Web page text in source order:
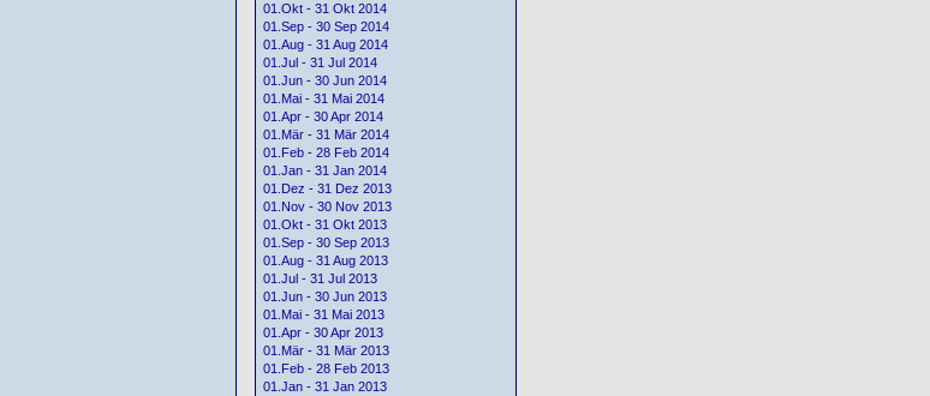
01.Okt - 31 Okt 2014
01.Sep - 30 Sep 2014
01.Aug - 31 Aug 2014
01.Jul - 31 Jul 2014
01.Jun - 30 Jun 2014
01.Mai - 31 Mai 2014
01.Apr - 30 Apr 2014
01.Mär - 31 Mär 2014
01.Feb - 28 Feb 2014
01.Jan - 31 Jan 2014
01.Dez - 31 Dez 2013
01.Nov - 30 Nov 2013
01.Okt - 31 Okt 2013
01.Sep - 30 Sep 2013
01.Aug - 31 Aug 2013
01.Jul - 31 Jul 2013
01.Jun - 30 Jun 2013
01.Mai - 31 Mai 2013
01.Apr - 30 Apr 2013
01.Mär - 31 Mär 2013
01.Feb - 28 Feb 2013
01.Jan - 31 Jan 2013